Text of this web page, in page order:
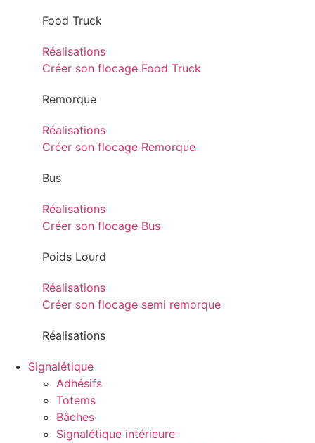
Food Truck
Réalisations
Créer son flocage Food Truck
Remorque
Réalisations
Créer son flocage Remorque
Bus
Réalisations
Créer son flocage Bus
Poids Lourd
Réalisations
Créer son flocage semi remorque
Réalisations
Signalétique
Adhésifs
Totems
Bâches
Signalétique intérieure